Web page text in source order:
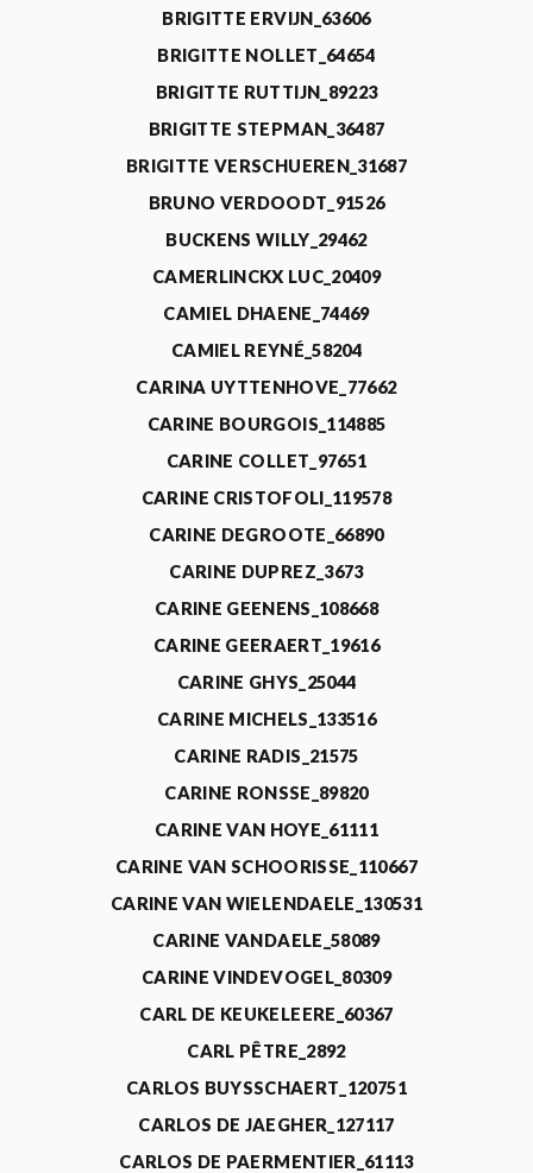
BRIGITTE ERVIJN_63606
BRIGITTE NOLLET_64654
BRIGITTE RUTTIJN_89223
BRIGITTE STEPMAN_36487
BRIGITTE VERSCHUEREN_31687
BRUNO VERDOODT_91526
BUCKENS WILLY_29462
CAMERLINCKX LUC_20409
CAMIEL DHAENE_74469
CAMIEL REYNÉ_58204
CARINA UYTTENHOVE_77662
CARINE BOURGOIS_114885
CARINE COLLET_97651
CARINE CRISTOFOLI_119578
CARINE DEGROOTE_66890
CARINE DUPREZ_3673
CARINE GEENENS_108668
CARINE GEERAERT_19616
CARINE GHYS_25044
CARINE MICHELS_133516
CARINE RADIS_21575
CARINE RONSSE_89820
CARINE VAN HOYE_61111
CARINE VAN SCHOORISSE_110667
CARINE VAN WIELENDAELE_130531
CARINE VANDAELE_58089
CARINE VINDEVOGEL_80309
CARL DE KEUKELEERE_60367
CARL PÊTRE_2892
CARLOS BUYSSCHAERT_120751
CARLOS DE JAEGHER_127117
CARLOS DE PAERMENTIER_61113